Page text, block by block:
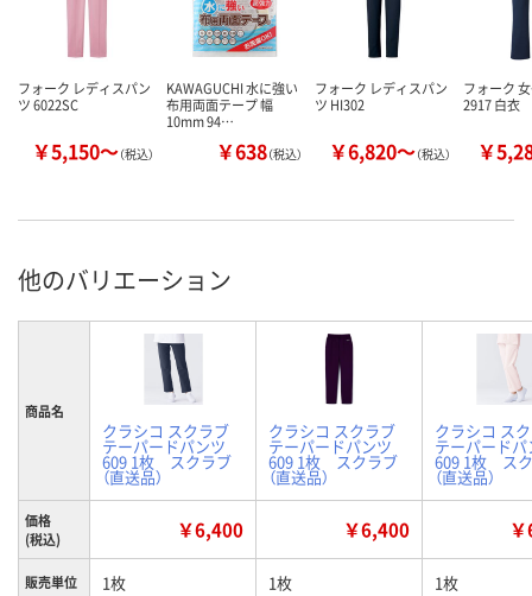
フォーク レディスパン
ツ 6022SC
￥5,150～（税込）
KAWAGUCHI 水に強い
布用両面テープ 幅
10mm 94…
￥638（税込）
フォーク レディスパン
ツ HI302
￥6,820～（税込）
フォーク
2917 白衣
￥
他のバリエーション
商品名
クラシコ スクラブ
テーパードパンツ
609 1枚 スクラブ
（直送品）
クラシコ スクラブ
テーパードパンツ
609 1枚 スクラブ
（直送品）
クラシコ ス
テーパードパ
609 1枚 ス
（直送品）
価格
(税込)
￥6,400 ￥6,400
販売単位 1枚 1枚 1枚